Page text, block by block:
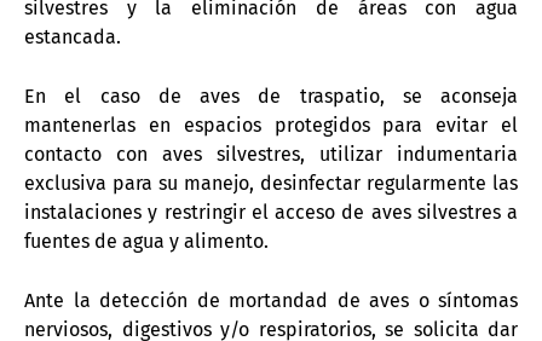
silvestres y la eliminación de áreas con agua
estancada.
En el caso de aves de traspatio, se aconseja
mantenerlas en espacios protegidos para evitar el
contacto con aves silvestres, utilizar indumentaria
exclusiva para su manejo, desinfectar regularmente las
instalaciones y restringir el acceso de aves silvestres a
fuentes de agua y alimento.
Ante la detección de mortandad de aves o síntomas
nerviosos, digestivos y/o respiratorios, se solicita dar